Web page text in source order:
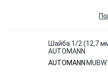
Шайба 1/2 (12,7
AUTOMANN
AUTOMANN